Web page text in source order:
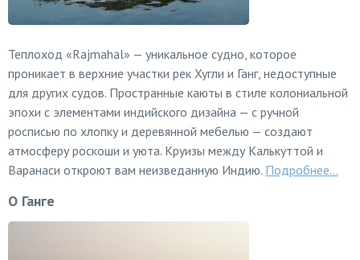
Теплоход «Rajmahal» — уникальное судно, которое
проникает в верхние участки рек Хугли и Ганг, недоступные
для других судов. Пространные каюты в стиле колониальной
эпохи с элементами индийского дизайна — с ручной
росписью по хлопку и деревянной мебелью — создают
атмосферу роскоши и уюта. Круизы между Калькуттой и
Варанаси откроют вам неизведанную Индию. Подробнее...
О Ганге